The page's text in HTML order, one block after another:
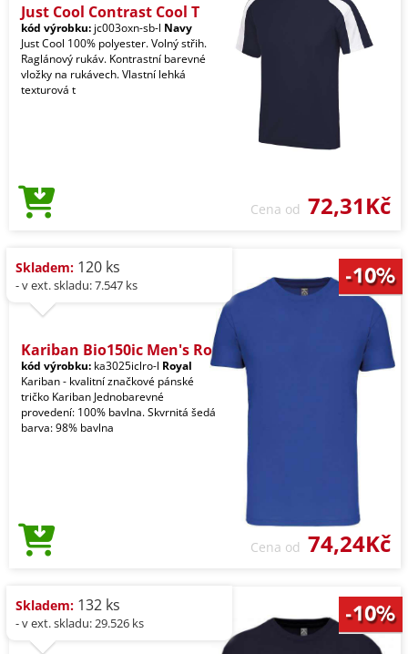
Just Cool Contrast Cool T
kód výrobku: jc003oxn-sb-l Navy
Just Cool 100% polyester. Volný střih.
Raglánový rukáv. Kontrastní barevné
vložky na rukávech. Vlastní lehká
texturová t
Cena od 72,31Kč
Skladem: 120 ks
- v ext. skladu: 7.547 ks
Kariban Bio150ic Men's Ro
kód výrobku: ka3025iclro-l Royal
Kariban - kvalitní značkové pánské
tričko Kariban Jednobarevné
provedení: 100% bavlna. Skvrnitá šedá
barva: 98% bavlna
Cena od 74,24Kč
Skladem: 132 ks
- v ext. skladu: 29.526 ks